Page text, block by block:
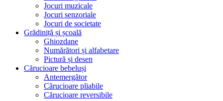
Jocuri muzicale
Jocuri senzoriale
Jocuri de societate
Grădiniță și școală
Ghiozdane
Numărători și alfabetare
Pictură și desen
Cărucioare bebeluși
Antemergător
Cărucioare pliabile
Cărucioare reversibile